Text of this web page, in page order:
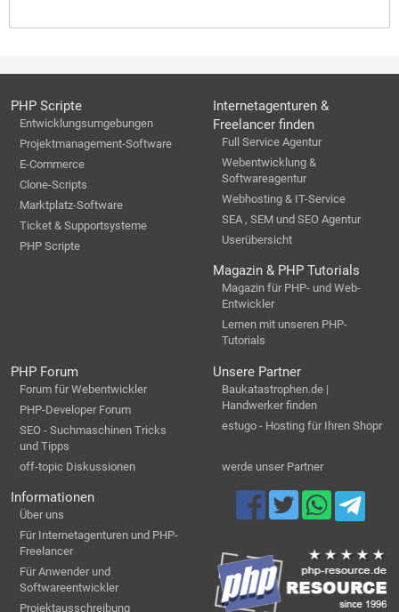
PHP Scripte
Entwicklungsumgebungen
Projektmanagement-Software
E-Commerce
Clone-Scripts
Marktplatz-Software
Ticket & Supportsysteme
PHP Scripte
Internetagenturen &
Freelancer finden
Full Service Agentur
Webentwicklung &
Softwareagentur
Webhosting & IT-Service
SEA , SEM und SEO Agentur
Userübersicht
Magazin & PHP Tutorials
Magazin für PHP- und Web-
Entwickler
Lernen mit unseren PHP-
Tutorials
PHP Forum
Forum für Webentwickler
PHP-Developer Forum
SEO - Suchmaschinen Tricks
und Tipps
off-topic Diskussionen
Unsere Partner
Baukatastrophen.de |
Handwerker finden
estugo - Hosting für Ihren Shopr
werde unser Partner
Informationen
Über uns
Für Internetagenturen und PHP-
Freelancer
Für Anwender und
Softwareentwickler
Projektausschreibung